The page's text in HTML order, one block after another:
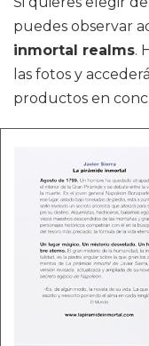
puedes observar
inmortal realms.
las fotos y
productos en